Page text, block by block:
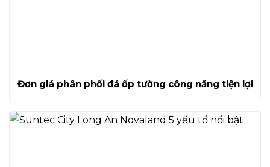
Đơn giá phân phối đá ốp tường công năng tiện lợi